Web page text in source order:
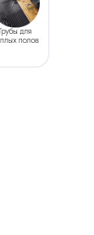
Трубы для
полов